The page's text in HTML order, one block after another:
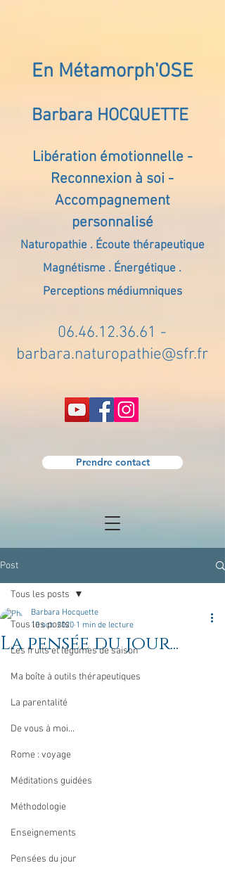
En Métamorph'OSE
Barbara HOCQUETTE
Libération émotionnelle -
Reconnexion à soi -
Accompagnement
personnalisé
Naturopathie . Écoute thérapeutique
Magnétisme . Énergétique .
Perceptions médiumniques
06.46.12.36.61 -
barbara.naturopathie@sfr.fr
Prendre contact
Post
Tous les posts
Les fruits et légumes de saison
Ma boîte à outils thérapeutiques
La parentalité
De vous à moi...
Rome : voyage
Méditations guidées
Méthodologie
Enseignements
Pensées du jour
Tous les posts
La pensée du jour...
Barbara Hocquette
10 oct. 2020 1 min de lecture